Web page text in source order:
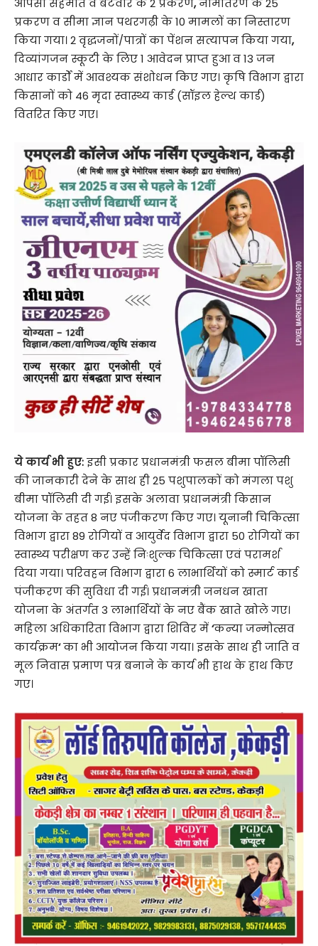
आपसी सहमति व बंटवारे के 2 प्रकरण,नामांतरण के 25
प्रकरण व सीमा ज्ञान पथरगढ़ी के 10 मामलों का निस्तारण
किया गया। 2 वृद्धजनों/पात्रों का पेंशन सत्यापन किया गया,
दिव्यांगजन स्कूटी के लिए 1 आवेदन प्राप्त हुआ व 13 जन
आधार कार्डों में आवश्यक संशोधन किए गए। कृषि विभाग द्वारा
किसानों को 46 मृदा स्वास्थ्य कार्ड (सॉइल हेल्थ कार्ड)
वितरित किए गए।
ये कार्य भी हुए:इसी प्रकार प्रधानमंत्री फसल बीमा पॉलिसी
की जानकारी देने के साथ ही 25 पशुपालकों को मंगला पशु
बीमा पॉलिसी दी गई। इसके अलावा प्रधानमंत्री किसान
योजना के तहत 8 नए पंजीकरण किए गए। यूनानी चिकित्सा
विभाग द्वारा 89 रोगियों व आयुर्वेद विभाग द्वारा 50 रोगियों का
स्वास्थ्य परीक्षण कर उन्हें निःशुल्क चिकित्सा एवं परामर्श
दिया गया। परिवहन विभाग द्वारा 6 लाभार्थियों को स्मार्ट कार्ड
पंजीकरण की सुविधा दी गई। प्रधानमंत्री जनधन खाता
योजना के अंतर्गत 3 लाभार्थियों के नए बैंक खाते खोले गए।
महिला अधिकारिता विभाग द्वारा शिविर में‘कन्या जन्मोत्सव
कार्यक्रम‘का भी आयोजन किया गया। इसके साथ ही जाति व
मूल निवास प्रमाण पत्र बनाने के कार्य भी हाथ के हाथ किए
गए।